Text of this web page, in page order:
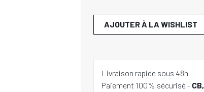
AJOUTER À LA WISHLIST
Livraison rapide sous 48h
Paiement 100% sécurisé -